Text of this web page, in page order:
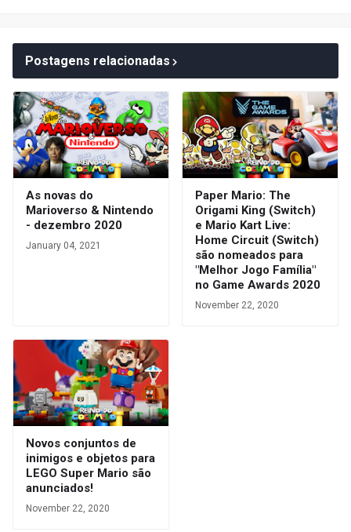
Postagens relacionadas
As novas do
Marioverso & Nintendo
- dezembro 2020
January 04, 2021
Paper Mario: The
Origami King (Switch)
e Mario Kart Live:
Home Circuit (Switch)
são nomeados para
"Melhor Jogo Família"
no Game Awards 2020
November 22, 2020
Novos conjuntos de
inimigos e objetos para
LEGO Super Mario são
anunciados!
November 22, 2020